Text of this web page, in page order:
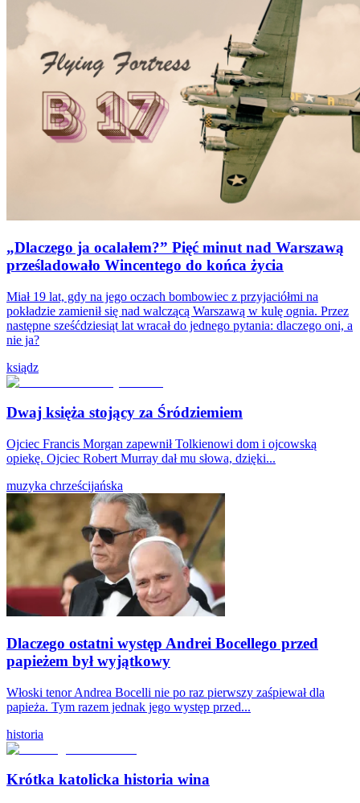
„Dlaczego ja ocalałem?” Pięć minut nad Warszawą
prześladowało Wincentego do końca życia
Miał 19 lat, gdy na jego oczach bombowiec z przyjaciółmi na
pokładzie zamienił się nad walczącą Warszawą w kulę ognia. Przez
następne sześćdziesiąt lat wracał do jednego pytania: dlaczego oni, a
nie ja?
ksiądz
Dwaj księża stojący za Śródziemiem
Ojciec Francis Morgan zapewnił Tolkienowi dom i ojcowską
opiekę. Ojciec Robert Murray dał mu słowa, dzięki...
muzyka chrześcijańska
Dlaczego ostatni występ Andrei Bocellego przed
papieżem był wyjątkowy
Włoski tenor Andrea Bocelli nie po raz pierwszy zaśpiewał dla
papieża. Tym razem jednak jego występ przed...
historia
Krótka katolicka historia wina